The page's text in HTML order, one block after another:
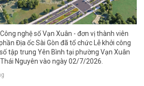
nghệ số Vạn Xuân - đơn vị thành viên
Địa ốc Sài Gòn đã tổ chức Lễ khởi công
tập trung Yên Bình tại phường Vạn Xuân
Nguyên vào ngày 02/7/2026.